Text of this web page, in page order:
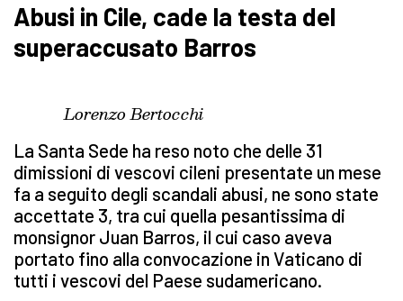
Abusi in Cile, cade la testa del
superaccusato Barros
Lorenzo Bertocchi
La Santa Sede ha reso noto che delle 31
dimissioni di vescovi cileni presentate un mese
fa a seguito degli scandali abusi, ne sono state
accettate 3, tra cui quella pesantissima di
monsignor Juan Barros, il cui caso aveva
portato fino alla convocazione in Vaticano di
tutti i vescovi del Paese sudamericano.